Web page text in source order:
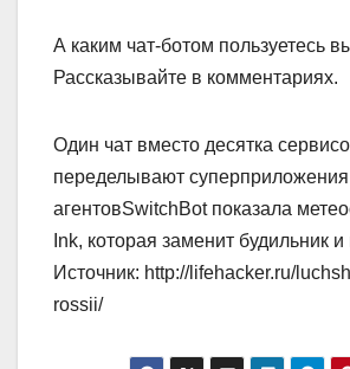
А каким чат-ботом пользуетесь
Рассказывайте в комментариях.
Один чат вместо десятка
переделывают
агентовSwitchBot показала
Ink, которая заменит будильник
Источник: http://lifehacker.ru/
rossii/